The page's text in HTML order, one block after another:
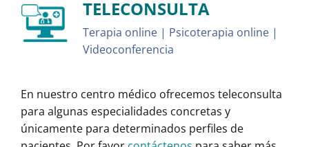
TELECONSULTA
Terapia online | Psicoterapia online |
Videoconferencia
En nuestro centro médico ofrecemos teleconsulta
para algunas especialidades concretas y
únicamente para determinados perfiles de